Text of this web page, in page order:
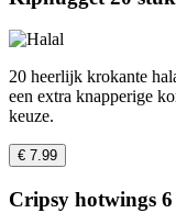
20 heerlijk krokante
een extra knapperige
keuze.
€ 7.99
Cripsy hotwings 6